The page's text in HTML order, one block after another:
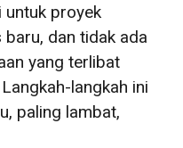
untuk proyek
dan tidak ada
yang terlibat
langkah ini
paling lambat,